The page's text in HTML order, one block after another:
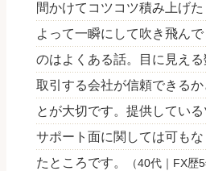
間かけてコツコツ積み上げ
よって一瞬にして吹き飛ん
のはよくある話。目に見える
取引する会社が信頼できる
とが大切です。提供している
サポート面に関しては可も
たところです。
（40代｜FX歴5